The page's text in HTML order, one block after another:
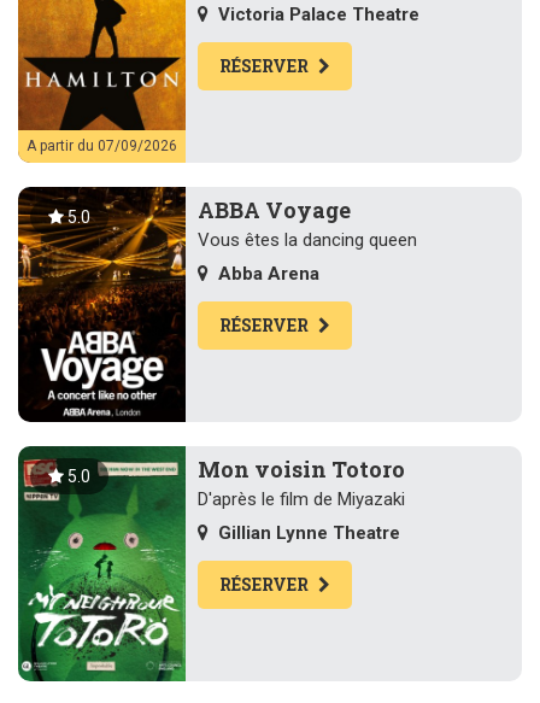
A partir du 07/09/2026
Victoria Palace Theatre
RÉSERVER
5.0 ABBA Voyage
Vous êtes la dancing queen
Abba Arena
RÉSERVER
5.0 Mon voisin Totoro
D'après le film de Miyazaki
Gillian Lynne Theatre
RÉSERVER